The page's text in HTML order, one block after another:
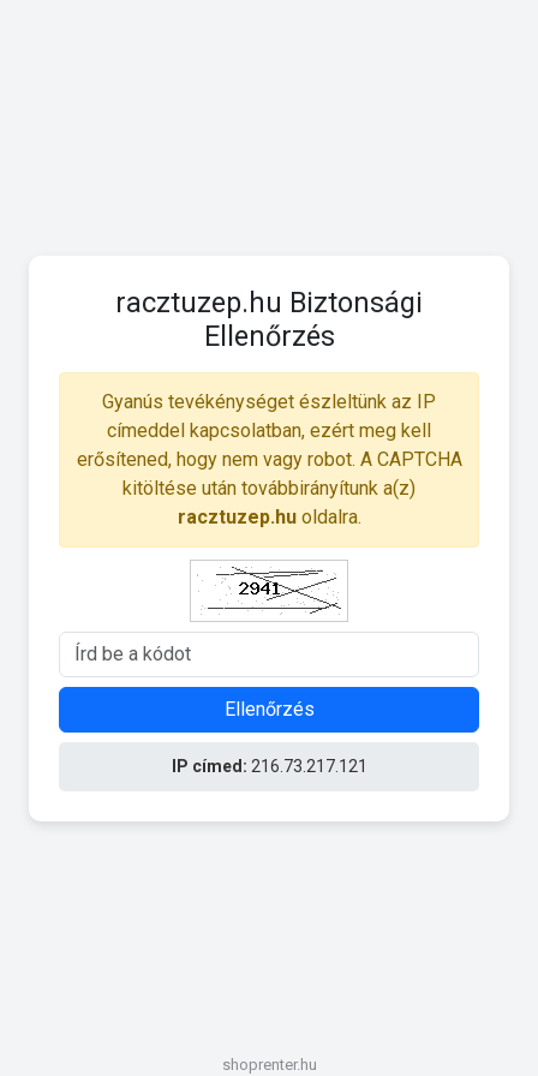
racztuzep.hu Biztonsági
Ellenőrzés
Gyanús tevékénységet észleltünk az IP
címeddel kapcsolatban, ezért meg kell
erősítened, hogy nem vagy robot. A CAPTCHA
kitöltése után továbbirányítunk a(z)
racztuzep.huoldalra.
Ellenőrzés
IP címed: 216.73.217.121
shoprenter.hu